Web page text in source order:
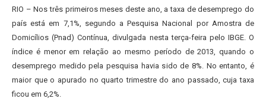
RIO – Nos três primeiros meses deste ano, a taxa de desemprego do
país está em 7,1%, segundo a Pesquisa Nacional por Amostra de
Domicílios (Pnad) Contínua, divulgada nesta terça-feira pelo IBGE. O
índice é menor em relação ao mesmo período de 2013, quando o
desemprego medido pela pesquisa havia sido de 8%. No entanto, é
maior que o apurado no quarto trimestre do ano passado, cuja taxa
ficou em 6,2%.